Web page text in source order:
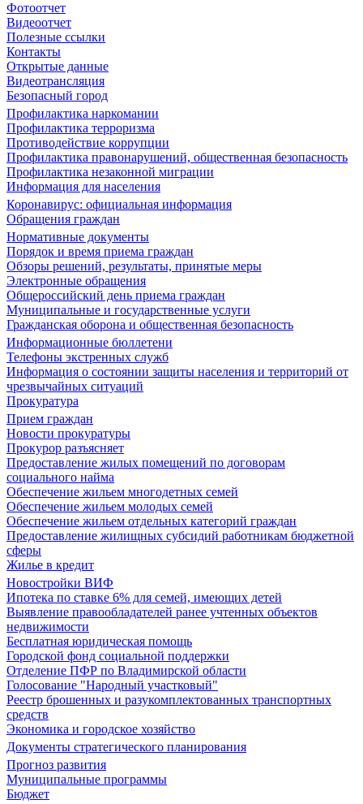
Фотоотчет
Видеоотчет
Полезные ссылки
Контакты
Открытые данные
Видеотрансляция
Безопасный город
Профилактика наркомании
Профилактика терроризма
Противодействие коррупции
Профилактика правонарушений, общественная безопасность
Профилактика незаконной миграции
Информация для населения
Коронавирус: официальная информация
Обращения граждан
Нормативные документы
Порядок и время приема граждан
Обзоры решений, результаты, принятые меры
Электронные обращения
Общероссийский день приема граждан
Муниципальные и государственные услуги
Гражданская оборона и общественная безопасность
Информационные бюллетени
Телефоны экстренных служб
Информация о состоянии защиты населения и территорий от
чрезвычайных ситуаций
Прокуратура
Прием граждан
Новости прокуратуры
Прокурор разъясняет
Предоставление жилых помещений по договорам
социального найма
Обеспечение жильем многодетных семей
Обеспечение жильем молодых семей
Обеспечение жильем отдельных категорий граждан
Предоставление жилищных субсидий работникам бюджетной
сферы
Жилье в кредит
Новостройки ВИФ
Ипотека по ставке 6% для семей, имеющих детей
Выявление правообладателей ранее учтенных объектов
недвижимости
Бесплатная юридическая помощь
Городской фонд социальной поддержки
Отделение ПФР по Владимирской области
Голосование "Народный участковый"
Реестр брошенных и разукомплектованных транспортных
средств
Экономика и городское хозяйство
Документы стратегического планирования
Прогноз развития
Муниципальные программы
Бюджет